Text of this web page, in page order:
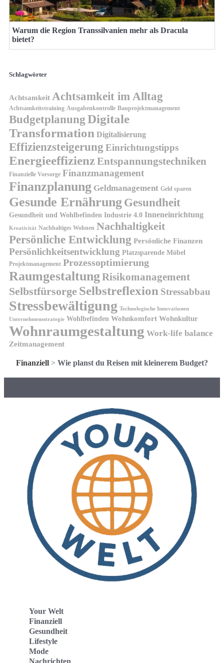
Warum die Region Transsilvanien mehr als Dracula
bietet?
Schlagwörter
Achtsamkeit Achtsamkeit im Alltag
Achtsamkeitstraining Ausgabenkontrolle Bauprojektmanagement
BudgetplanungDigitale
Transformation Digitalisierung
Effizienzsteigerung Einrichtungstipps
EnergieeffizienzEntspannungstechniken
Finanzielle Vorsorge Finanzmanagement
Finanzplanung Geldmanagement Geld sparen
Gesunde Ernährung Gesundheit
Gesundheit und Wohlbefinden Industrie 4.0 Inneneinrichtung
Kreativität Nachhaltiges Wohnen Nachhaltigkeit
Persönliche Entwicklung Persönliche Finanzen
Persönlichkeitsentwicklung Platzsparende Möbel
Projektmanagement Prozessoptimierung
Raumgestaltung Risikomanagement
Selbstfürsorge Selbstreflexion Stressabbau
Stressbewältigung Technologische Innovationen
Unternehmensstrategie Wohlbefinden Wohnkomfort Wohnkultur
Wohnraumgestaltung Work-life balance
Zeitmanagement
Finanziell > Wie planst du Reisen mit kleinerem Budget?
Your Welt
Finanziell
Gesundheit
Lifestyle
Mode